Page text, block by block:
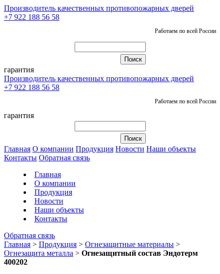
Производитель качественных противопожарных дверей
+7 922 188 56 58
Работаем по всей России
гарантия
Производитель качественных противопожарных дверей
+7 922 188 56 58
Работаем по всей России
гарантия
Главная О компании Продукция Новости Наши объекты
Контакты Обратная связь
Главная
О компании
Продукция
Новости
Наши объекты
Контакты
Обратная связь
Главная > Продукция > Огнезащитные материалы >
Огнезащита металла > Огнезащитный состав Эндотерм
400202